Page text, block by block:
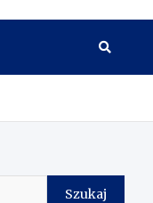
Szukaj